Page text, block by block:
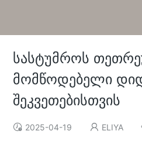
სასტუმროს
მომწოდებელი
შეკვეთებისთვის
2025-04-19 ELIYA